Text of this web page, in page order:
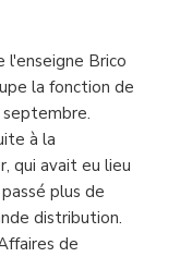
Brico
la fonction de
à la
qui avait eu lieu
plus de
distribution.
de